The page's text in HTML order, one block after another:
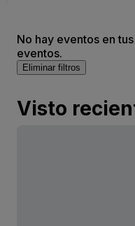
No hay eventos en
eventos.
Eliminar filtros
Visto